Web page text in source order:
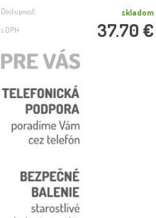
Dostupnosť: skladom
s DPH 37.70 €